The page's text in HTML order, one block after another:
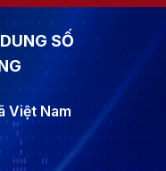
SỐ
Việt Nam